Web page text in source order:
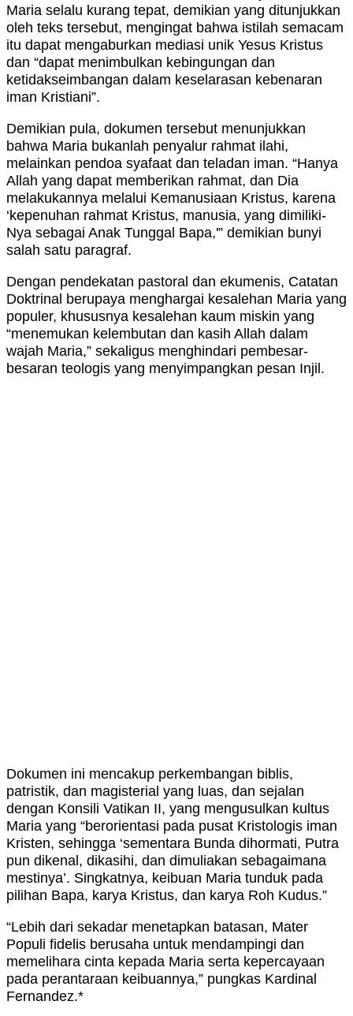
Maria selalu kurang tepat, demikian yang ditunjukkan
oleh teks tersebut, mengingat bahwa istilah semacam
itu dapat mengaburkan mediasi unik Yesus Kristus
dan “dapat menimbulkan kebingungan dan
ketidakseimbangan dalam keselarasan kebenaran
iman Kristiani”.
Demikian pula, dokumen tersebut menunjukkan
bahwa Maria bukanlah penyalur rahmat ilahi,
melainkan pendoa syafaat dan teladan iman. “Hanya
Allah yang dapat memberikan rahmat, dan Dia
melakukannya melalui Kemanusiaan Kristus, karena
‘kepenuhan rahmat Kristus, manusia, yang dimiliki-
Nya sebagai Anak Tunggal Bapa,'” demikian bunyi
salah satu paragraf.
Dengan pendekatan pastoral dan ekumenis, Catatan
Doktrinal berupaya menghargai kesalehan Maria yang
populer, khususnya kesalehan kaum miskin yang
“menemukan kelembutan dan kasih Allah dalam
wajah Maria,” sekaligus menghindari pembesar-
besaran teologis yang menyimpangkan pesan Injil.
Dokumen ini mencakup perkembangan biblis,
patristik, dan magisterial yang luas, dan sejalan
dengan Konsili Vatikan II, yang mengusulkan kultus
Maria yang “berorientasi pada pusat Kristologis iman
Kristen, sehingga ‘sementara Bunda dihormati, Putra
pun dikenal, dikasihi, dan dimuliakan sebagaimana
mestinya’. Singkatnya, keibuan Maria tunduk pada
pilihan Bapa, karya Kristus, dan karya Roh Kudus.”
“Lebih dari sekadar menetapkan batasan, Mater
Populi fidelis berusaha untuk mendampingi dan
memelihara cinta kepada Maria serta kepercayaan
pada perantaraan keibuannya,” pungkas Kardinal
Fernandez.*